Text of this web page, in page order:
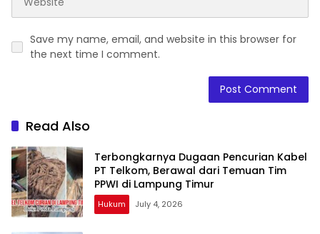
Save my name, email, and website in this browser for
the next time I comment.
Read Also
Terbongkarnya Dugaan Pencurian Kabel
PT Telkom, Berawal dari Temuan Tim
PPWI di Lampung Timur
Hukum July 4, 2026